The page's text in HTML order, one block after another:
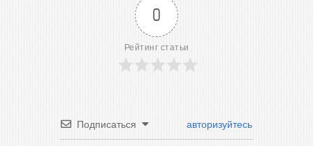
0
Рейтинг статьи
Подписаться авторизуйтесь